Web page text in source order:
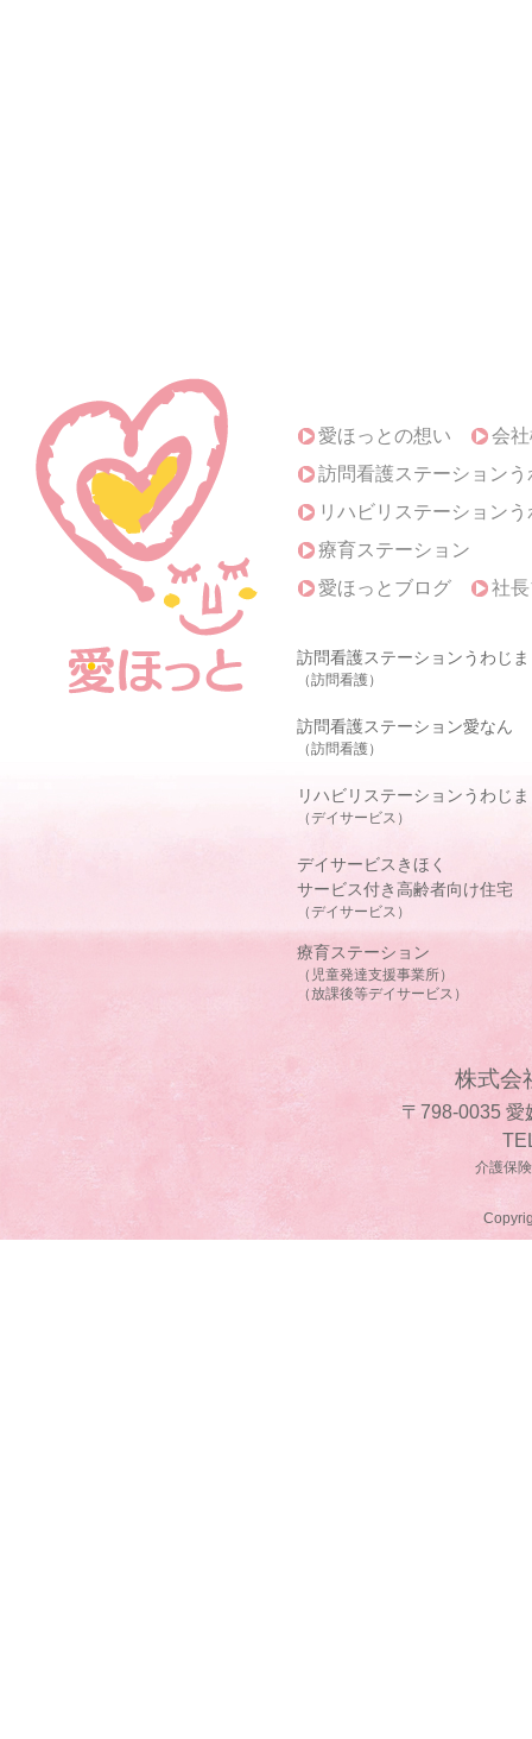
愛ほっとの想い
会
訪問看護ステーションう
リハビリステーション
療育ステーション
愛ほっとブログ
社
訪問看護ステーションうわじま
（訪問看護）
訪問看護ステーション愛なん
（訪問看護）
リハビリステーションうわじま
（デイサービス）
デイサービスきほく
サービス付き高齢者向け住宅
（デイサービス）
療育ステーション
（児童発達支援事業所）
（放課後等デイサービス）
株式会
〒798-0035 愛
介護保